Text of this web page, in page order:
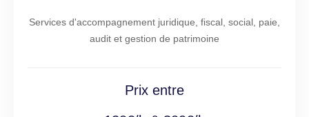
Services d'accompagnement juridique, fiscal, social, paie,
audit et gestion de patrimoine
Prix entre